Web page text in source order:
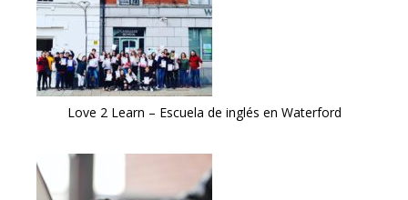
Love 2 Learn – Escuela de inglés en Waterford